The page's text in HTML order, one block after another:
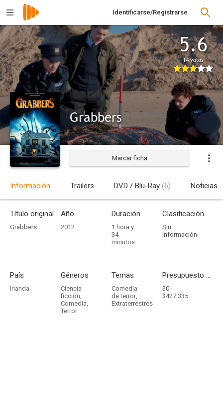
Identificarse/Registrarse
5.6
14 votos
Grabbers
Estrenada
Marcar ficha
Información Trailers DVD / Blu-Ray (6) Noticias
Título original
Grabbers
Año
2012
Duración
1 hora y
34
minutos
Clasificación por edades
Sin
información
País
Irlanda
Géneros
Ciencia
ficción,
Comedia,
Terror
Temas
Comedia
de terror,
Extraterrestres
Presupuesto - Ingresos
$0 -
$427.335